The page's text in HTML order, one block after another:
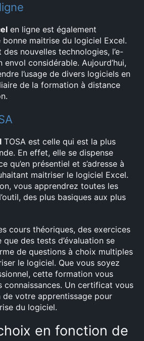
en ligne est également
maitrise du logiciel Excel.
des nouvelles technologies, l’e-
envol considérable. Aujourd’hui,
l’usage de divers logiciels en
de la formation à distance
TOSA est celle qui est la plus
En effet, elle se dispense
qu’en présentiel et s’adresse à
maitriser le logiciel Excel.
vous apprendrez toutes les
des plus basiques aux plus
cours théoriques, des exercices
des tests d’évaluation se
de questions à choix multiples
le logiciel. Que vous soyez
cette formation vous
connaissances. Un certificat vous
de votre apprentissage pour
du logiciel.
en fonction de